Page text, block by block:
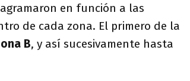
en función a las
de cada zona. El primero de la
B, y así sucesivamente hasta